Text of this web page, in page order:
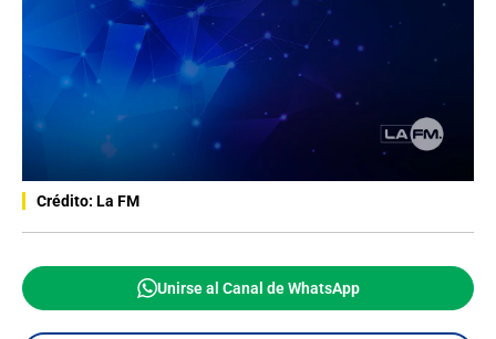
Crédito: La FM
Unirse al Canal de WhatsApp